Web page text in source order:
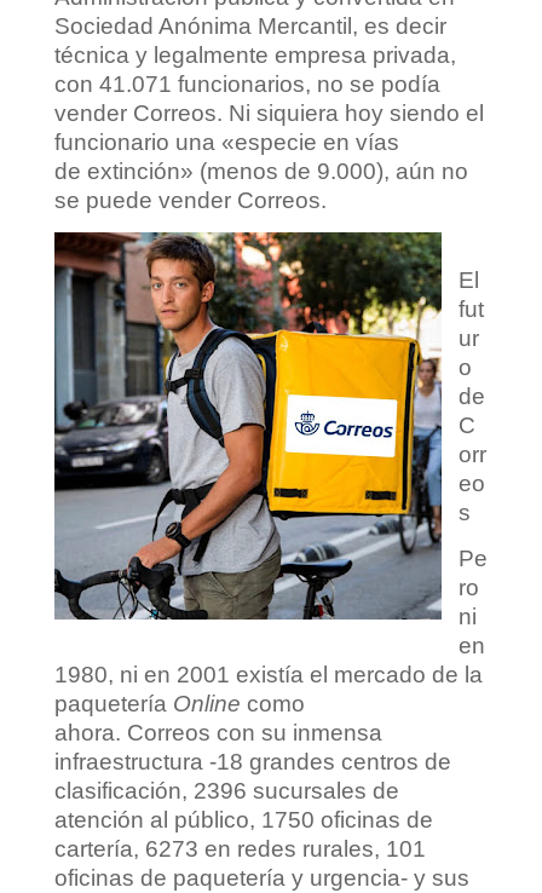
Sociedad Anónima Mercantil, es decir
técnica y legalmente empresa privada,
con 41.071 funcionarios, no se podía
vender Correos. Ni siquiera hoy siendo el
funcionario una «especie en vías
de extinción» (menos de 9.000), aún no
se puede vender Correos.
El
fut
ur
o
de
C
orr
eo
s
Pe
ro
ni
en
1980, ni en 2001 existía el mercado de la
paquetería Online como
ahora. Correos con su inmensa
infraestructura -18 grandes centros de
clasificación, 2396 sucursales de
atención al público, 1750 oficinas de
cartería, 6273 en redes rurales, 101
oficinas de paquetería y urgencia- y sus